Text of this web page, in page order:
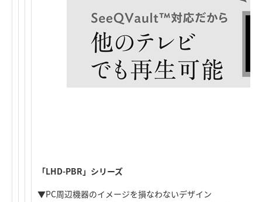
「LHD-PBR」シリーズ
▼PC周辺機器のイメージを損なわないデザイン